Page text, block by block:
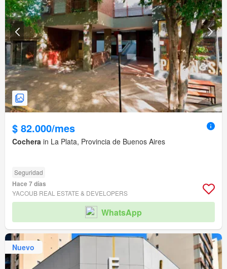
$ 82.000/mes
Cochera in La Plata, Provincia de Buenos Aires
Seguridad
Hace 7 días
YACOUB REAL ESTATE & DEVELOPERS
WhatsApp
Nuevo